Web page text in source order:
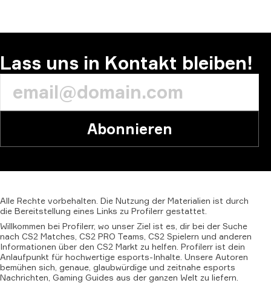
Lass uns in Kontakt bleiben!
Abonnieren
Alle Rechte vorbehalten. Die Nutzung der Materialien ist durch
die Bereitstellung eines Links zu Profilerr gestattet.
Willkommen bei Profilerr, wo unser Ziel ist es, dir bei der Suche
nach CS2 Matches, CS2 PRO Teams, CS2 Spielern und anderen
Informationen über den CS2 Markt zu helfen. Profilerr ist dein
Anlaufpunkt für hochwertige esports-Inhalte. Unsere Autoren
bemühen sich, genaue, glaubwürdige und zeitnahe esports
Nachrichten, Gaming Guides aus der ganzen Welt zu liefern.